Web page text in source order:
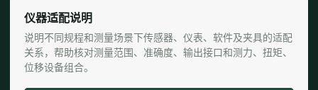
仪器适配说明
说明不同规程和测量场景下传感器、仪表、软件及夹具的适配
关系，帮助核对测量范围、准确度、输出接口和测力、扭矩、
位移设备组合。